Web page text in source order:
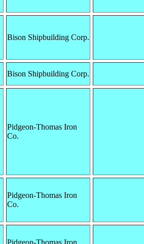
Bison Shipbuilding Corp.
Bison Shipbuilding Corp.
Pidgeon-Thomas Iron
Co.
Pidgeon-Thomas Iron
Co.
Pidgeon-Thomas Iron